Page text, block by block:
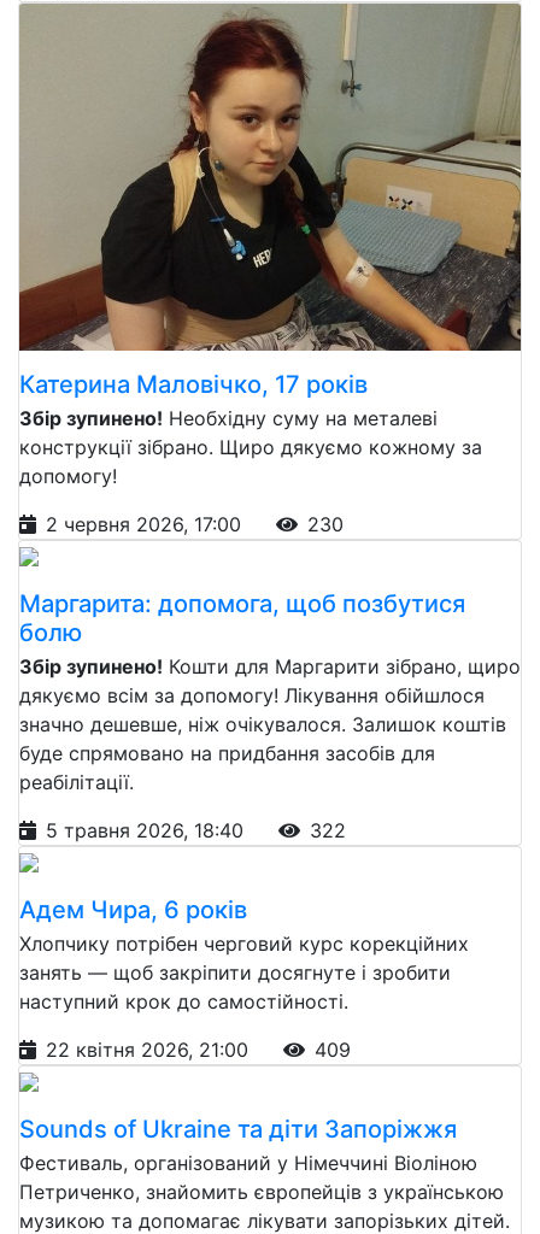
Катерина Маловічко, 17 років
Збір зупинено! Необхідну суму на металеві
конструкції зібрано. Щиро дякуємо кожному за
допомогу!
2 червня 2026, 17:00
230
Маргарита: допомога, щоб позбутися
болю
Збір зупинено! Кошти для Маргарити зібрано, щиро
дякуємо всім за допомогу! Лікування обійшлося
значно дешевше, ніж очікувалося. Залишок коштів
буде спрямовано на придбання засобів для
реабілітації.
5 травня 2026, 18:40
322
Адем Чира, 6 років
Хлопчику потрібен черговий курс корекційних
занять — щоб закріпити досягнуте і зробити
наступний крок до самостійності.
22 квітня 2026, 21:00
409
Sounds of Ukraine та діти Запоріжжя
Фестиваль, організований у Німеччині Віоліною
Петриченко, знайомить європейців з українською
музикою та допомагає лікувати запорізьких дітей.